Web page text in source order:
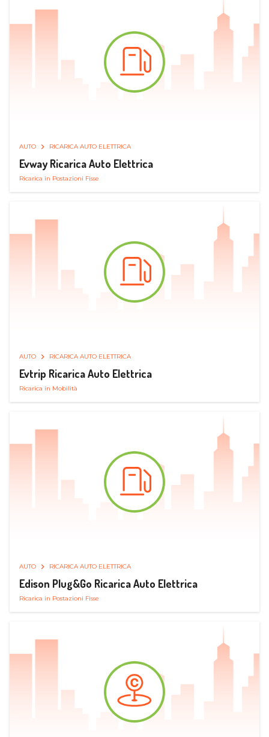
AUTO RICARICA AUTO ELETTRICA
Evway Ricarica Auto Elettrica
Ricarica in Postazioni Fisse
AUTO RICARICA AUTO ELETTRICA
Evtrip Ricarica Auto Elettrica
Ricarica in Mobilità
AUTO RICARICA AUTO ELETTRICA
Edison Plug&Go Ricarica Auto Elettrica
Ricarica in Postazioni Fisse